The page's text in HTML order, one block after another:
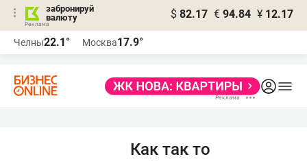
забронируй
валюту
$ 82.17 € 94.84 ¥ 12.17
Челны22.1° Москва17.9°
Как так то